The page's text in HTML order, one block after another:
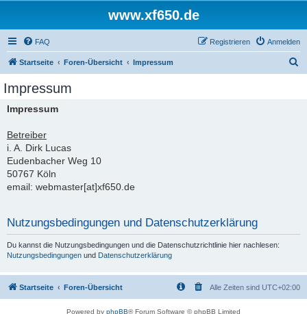
www.xf650.de
FAQ Anmelden
Registrieren
Startseite Foren-Übersicht Impressum
Impressum
Impressum
Betreiber
i. A. Dirk Lucas
Eudenbacher Weg 10
50767 Köln
email: webmaster[at]xf650.de
Nutzungsbedingungen und Datenschutzerklärung
Du kannst die Nutzungsbedingungen und die Datenschutzrichtlinie hier nachlesen:
Nutzungsbedingungen und Datenschutzerklärung
Startseite Foren-Übersicht Alle Zeiten sind UTC+02:00
Powered by phpBB® Forum Software © phpBB Limited